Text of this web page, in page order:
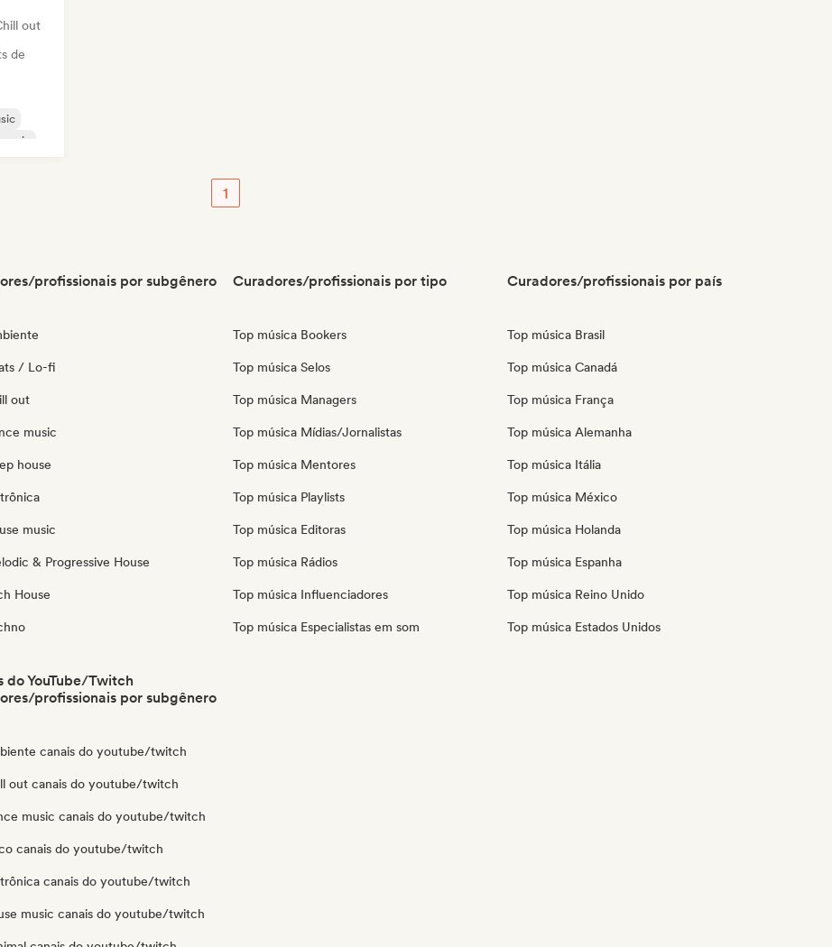
out
de
1
profissionais por subgênero
/ Lo-fi
out
music
house
music
& Progressive House
House
Curadores/profissionais por tipo
Top música Bookers
Top música Selos
Top música Managers
Top música Mídias/Jornalistas
Top música Mentores
Top música Playlists
Top música Editoras
Top música Rádios
Top música Influenciadores
Top música Especialistas em som
Curadores/profissionais por país
Top música Brasil
Top música Canadá
Top música França
Top música Alemanha
Top música Itália
Top música México
Top música Holanda
Top música Espanha
Top música Reino Unido
Top música Estados Unidos
do YouTube/Twitch
profissionais por subgênero
canais do youtube/twitch
out canais do youtube/twitch
music canais do youtube/twitch
canais do youtube/twitch
canais do youtube/twitch
music canais do youtube/twitch